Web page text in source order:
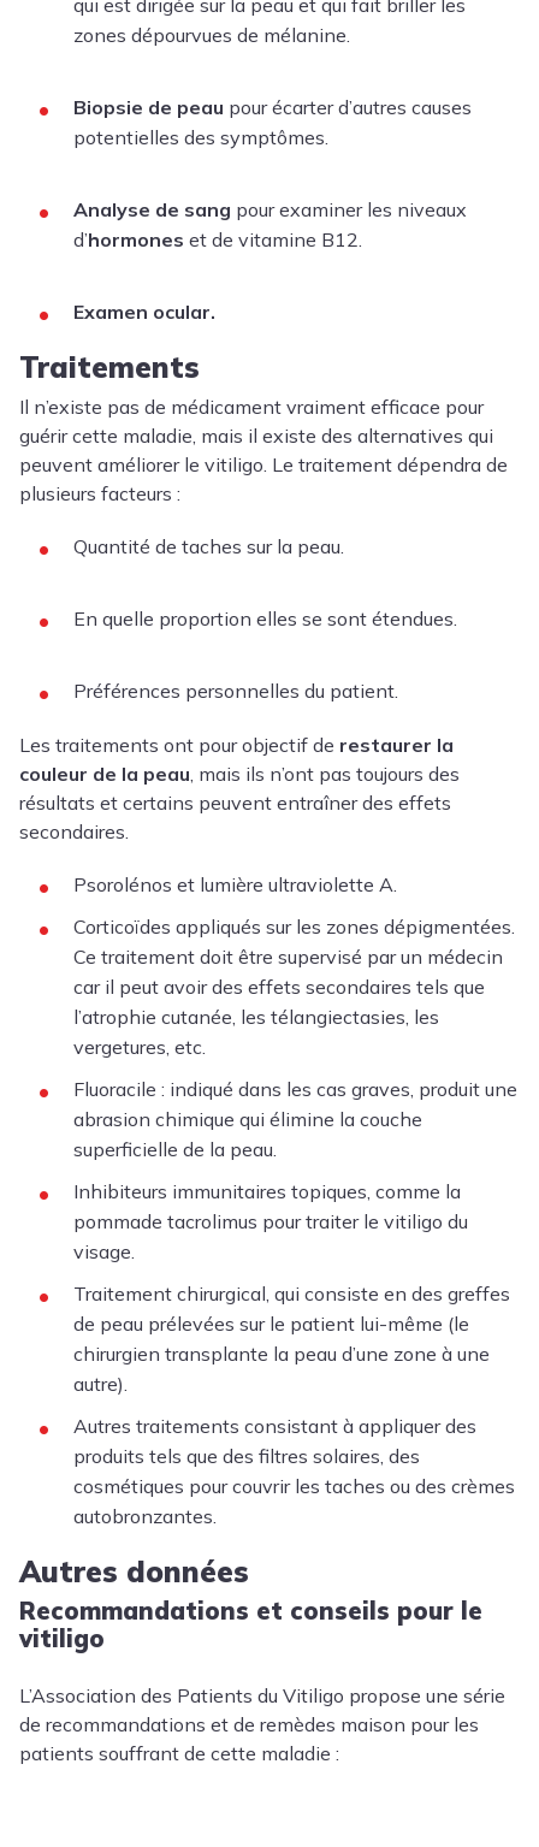
qui est dirigée sur la peau et qui fait briller les
zones dépourvues de mélanine.
Biopsie de peau pour écarter d’autres causes
potentielles des symptômes.
Analyse de sang pour examiner les niveaux
d’hormones et de vitamine B12.
Examen ocular.
Traitements
Il n’existe pas de médicament vraiment efficace pour
guérir cette maladie, mais il existe des alternatives qui
peuvent améliorer le vitiligo. Le traitement dépendra de
plusieurs facteurs :
Quantité de taches sur la peau.
En quelle proportion elles se sont étendues.
Préférences personnelles du patient.
Les traitements ont pour objectif de restaurer la
couleur de la peau, mais ils n’ont pas toujours des
résultats et certains peuvent entraîner des effets
secondaires.
Psorolénos et lumière ultraviolette A.
Corticoïdes appliqués sur les zones dépigmentées.
Ce traitement doit être supervisé par un médecin
car il peut avoir des effets secondaires tels que
l’atrophie cutanée, les télangiectasies, les
vergetures, etc.
Fluoracile : indiqué dans les cas graves, produit une
abrasion chimique qui élimine la couche
superficielle de la peau.
Inhibiteurs immunitaires topiques, comme la
pommade tacrolimus pour traiter le vitiligo du
visage.
Traitement chirurgical, qui consiste en des greffes
de peau prélevées sur le patient lui-même (le
chirurgien transplante la peau d’une zone à une
autre).
Autres traitements consistant à appliquer des
produits tels que des filtres solaires, des
cosmétiques pour couvrir les taches ou des crèmes
autobronzantes.
Autres données
Recommandations et conseils pour le
vitiligo
L’Association des Patients du Vitiligo propose une série
de recommandations et de remèdes maison pour les
patients souffrant de cette maladie :